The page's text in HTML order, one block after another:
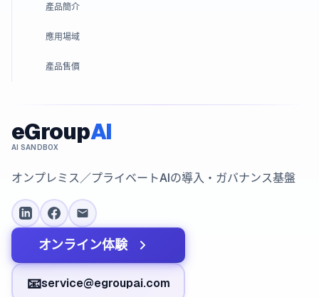
產品簡介
應用場域
產品售價
eGroupAI
AI SANDBOX
オンプレミス／プライベートAIの導入・ガバナンス基盤
オンライン体験
📧service@egroupai.com